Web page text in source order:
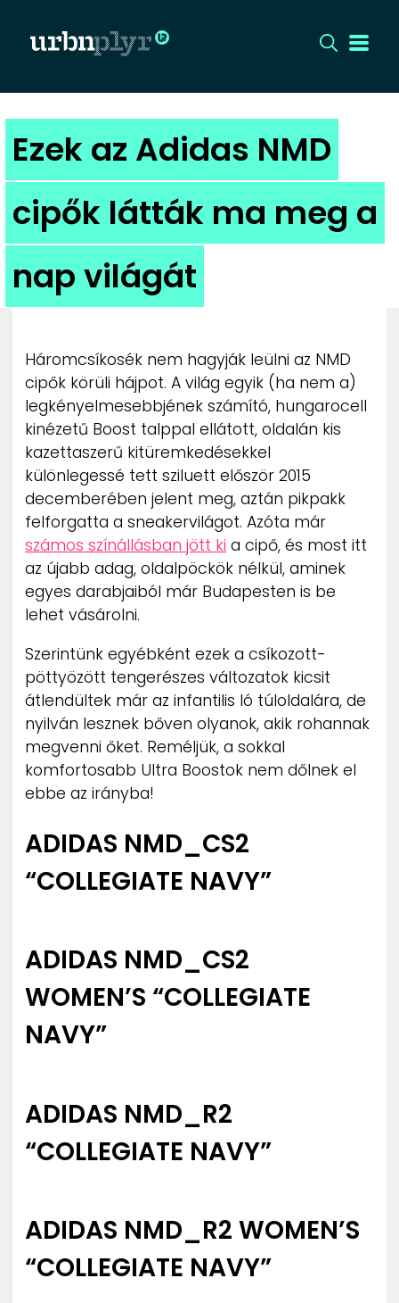
CÍMLAP
DIZÁJN
DIVAT
HIP
UTCA
ZENE
MÉDIAAJÁNLAT
IMPRESSZUM
PR-ARCHÍVUM
ADATKEZELÉSI TÁJÉKOZTATÓ
Ezek az Adidas NMD
cipők látták ma meg a
nap világát
Háromcsíkosék nem hagyják leülni az NMD
cipők körüli hájpot. A világ egyik (ha nem a)
legkényelmesebbjének számító, hungarocell
kinézetű Boost talppal ellátott, oldalán kis
kazettaszerű kitüremkedésekkel
különlegessé tett sziluett először 2015
decemberében jelent meg, aztán pikpakk
felforgatta a sneakervilágot. Azóta már
számos színállásban jött ki a cipő, és most itt
az újabb adag, oldalpöckök nélkül, aminek
egyes darabjaiból már Budapesten is be
lehet vásárolni.
Szerintünk egyébként ezek a csíkozott-
pöttyözött tengerészes változatok kicsit
átlendültek már az infantilis ló túloldalára, de
nyilván lesznek bőven olyanok, akik rohannak
megvenni őket. Reméljük, a sokkal
komfortosabb Ultra Boostok nem dőlnek el
ebbe az irányba!
ADIDAS NMD_CS2
“COLLEGIATE NAVY”
ADIDAS NMD_CS2
WOMEN’S “COLLEGIATE
NAVY”
ADIDAS NMD_R2
“COLLEGIATE NAVY”
ADIDAS NMD_R2 WOMEN’S
“COLLEGIATE NAVY”